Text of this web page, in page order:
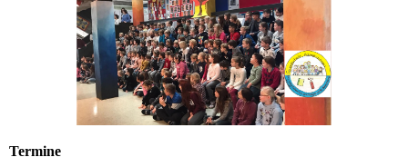
Termine